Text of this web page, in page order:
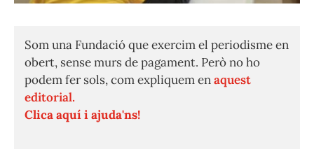
Som una Fundació que exercim el periodisme en
obert, sense murs de pagament. Però no ho
podem fer sols, com expliquem enaquest
editorial.
Clica aquí i ajuda'ns!